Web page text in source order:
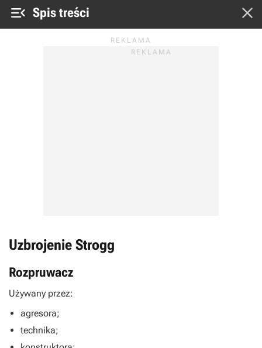
 Spis treści 
Uzbrojenie Strogg
Rozpruwacz
Używany przez:
agresora;
technika;